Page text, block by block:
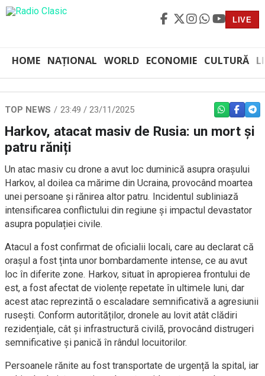
LIVE
HOME NAȚIONAL WORLD ECONOMIE CULTURĂ
TOP NEWS 23:49 / 23/11/2025 WHATSAPP
Harkov, atacat masiv de Rusia: un mort și
patru răniți
Un atac masiv cu drone a avut loc duminică asupra orașului
Harkov, al doilea ca mărime din Ucraina, provocând moartea
unei persoane și rănirea altor patru. Incidentul subliniază
intensificarea conflictului din regiune și impactul devastator
asupra populației civile.
Atacul a fost confirmat de oficialii locali, care au declarat că
orașul a fost ținta unor bombardamente intense, ce au avut
loc în diferite zone. Harkov, situat în apropierea frontului de
est, a fost afectat de violențe repetate în ultimele luni, dar
acest atac reprezintă o escaladare semnificativă a agresiunii
rusești. Conform autorităților, dronele au lovit atât clădiri
rezidențiale, cât și infrastructură civilă, provocând distrugeri
semnificative și panică în rândul locuitorilor.
Persoanele rănite au fost transportate de urgență la spital, iar